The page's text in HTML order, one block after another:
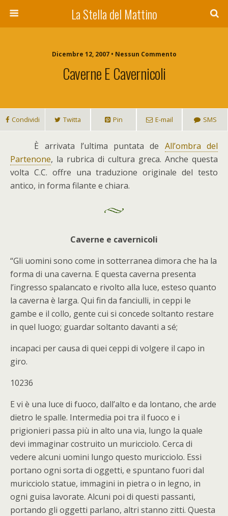
La Stella del Mattino
Dicembre 12, 2007 • Nessun Commento
Caverne E Cavernicoli
Condividi Twitta Pin E-mail SMS
È arrivata l’ultima puntata de All’ombra del
Partenone, la rubrica di cultura greca. Anche questa
volta C.C. offre una traduzione originale del testo
antico, in forma filante e chiara.
Caverne e cavernicoli
“Gli uomini sono come in sotterranea dimora che ha la
forma di una caverna. E questa caverna presenta
l’ingresso spalancato e rivolto alla luce, esteso quanto
la caverna è larga. Qui fin da fanciulli, in ceppi le
gambe e il collo, gente cui si concede soltanto restare
in quel luogo; guardar soltanto davanti a sé;
incapaci per causa di quei ceppi di volgere il capo in
giro.
10236
E vi è una luce di fuoco, dall’alto e da lontano, che arde
dietro le spalle. Intermedia poi tra il fuoco e i
prigionieri passa più in alto una via, lungo la quale
devi immaginar costruito un muricciolo. Cerca di
vedere alcuni uomini lungo questo muricciolo. Essi
portano ogni sorta di oggetti, e spuntano fuori dal
muricciolo statue, immagini in pietra o in legno, in
ogni guisa lavorate. Alcuni poi di questi passanti,
portando gli oggetti parlano, altri stanno zitti. Questa